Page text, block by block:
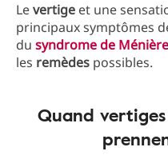
Levertige et une
principaux symptômes
du syndrome de Ménière
les remèdes possibles.
Quand